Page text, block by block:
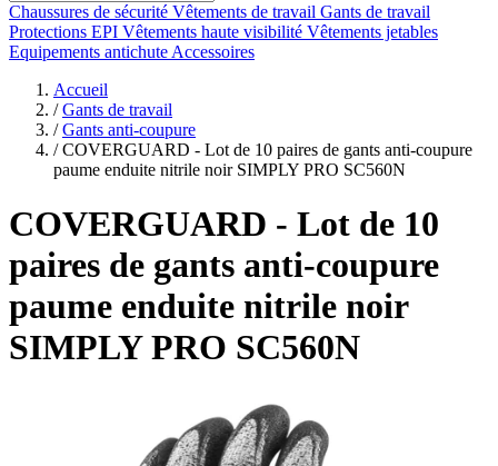
Chaussures de sécurité Vêtements de travail Gants de travail
Protections EPI Vêtements haute visibilité Vêtements jetables
Equipements antichute Accessoires
Accueil
/ Gants de travail
/ Gants anti-coupure
/ COVERGUARD - Lot de 10 paires de gants anti-coupure
paume enduite nitrile noir SIMPLY PRO SC560N
COVERGUARD - Lot de 10
paires de gants anti-coupure
paume enduite nitrile noir
SIMPLY PRO SC560N